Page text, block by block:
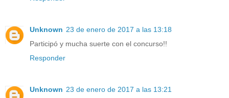
Unknown 23 de enero de 2017 a las 13:18
Participó y mucha suerte con el concurso!!
Responder
Unknown 23 de enero de 2017 a las 13:21